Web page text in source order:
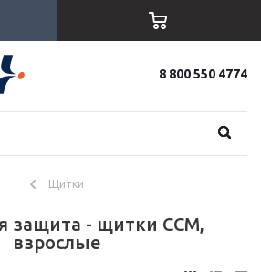
8 800 550 4774
Щитки
защита - щитки CCM,
взрослые